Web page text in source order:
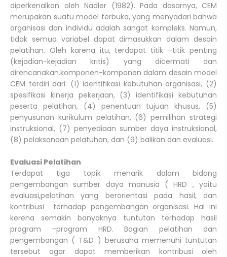
diperkenalkan oleh Nadler (1982). Pada dasarnya, CEM
merupakan suatu model terbuka, yang menyadari bahwa
organisasi dan individu adalah sangat kompleks. Namun,
tidak semua variabel dapat dimasukkan dalam desain
pelatihan. Oleh karena itu, terdapat titik –titik penting
(kejadian-kejadian kritis) yang dicermati dan
direncanakan.komponen-komponen dalam desain model
CEM terdiri dari: (1) identifikasi kebutuhan organisasi, (2)
spesifikasi kinerja pekerjaan, (3) identifikasi kebutuhan
peserta pelatihan, (4) penentuan tujuan khusus, (5)
penyusunan kurikulum pelatihan, (6) pemilihan strategi
instruksional, (7) penyediaan sumber daya instruksional,
(8) pelaksanaan pelatuhan, dan (9) balikan dan evaluasi.
Evaluasi Pelatihan
Terdapat tiga topik menarik dalam bidang
pengembangan sumber daya manusia ( HRD , yaitu
evaluasi,pelatihan yang berorientasi pada hasil, dan
kontribusi terhadap pengembangan organisasi. Hal ini
kerena semakin banyaknya tuntutan terhadap hasil
program –program HRD. Bagian pelatihan dan
pengembangan ( T&D ) berusaha memenuhi tuntutan
tersebut agar dapat memberikan kontribusi oleh